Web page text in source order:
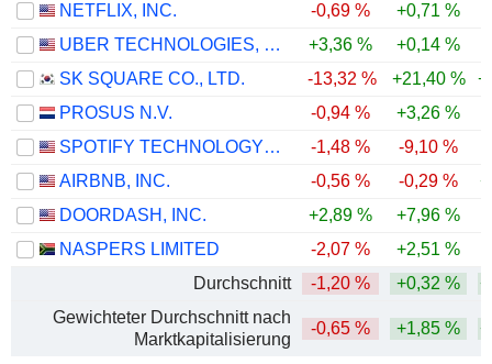
NETFLIX, INC.
-0,69 % +0,71 %
UBER TECHNOLOGIES, INC.
+3,36 % +0,14 %
SK SQUARE CO., LTD.
-13,32 % +21,40 %
PROSUS N.V.
-0,94 % +3,26 %
SPOTIFY TECHNOLOGY S.A.
-1,48 % -9,10 %
AIRBNB, INC.
-0,56 % -0,29 %
DOORDASH, INC.
+2,89 % +7,96 %
NASPERS LIMITED
-2,07 % +2,51 %
Durchschnitt
-1,20 % +0,32 %
Gewichteter Durchschnitt nach
Marktkapitalisierung
-0,65 % +1,85 %